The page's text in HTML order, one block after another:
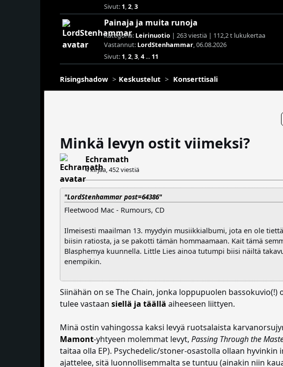
Sivut: 1 2 3
Painaja ja muita runoja
Kategoria: Leirinuotio | 263 viestiä | 112,2 t lukukertaa
Vastannut: LordStenhammar , 06.08.2026
Sivut: 1 2 3 4... 11
Risingshadow Keskustelut Konserttisali
Minkä levyn ostit viimeksi?
Echramath
4 kirjaa, 452 viestiä
"LordStenhammar post=64386"
Fleetwood Mac - Rumours, CD
Ilmeisesti maailman 13. myydyin musiikkialbumi, jota en ole
biisin ratiosta, ja se pakotti tämän hommaamaan. Kait tämä
Blasphemya kuunnella. Little Lies ainoa tutumpi biisi näiltä
enempikin.
Siinähän on se The Chain, jonka loppupuolen
tulee vastaan siellä ja täällä aiheeseen liittyen.
Minä ostin vahingossa kaksi levyä ruotsalaista
Mamont-yhtyeen molemmat levyt, Passing Through the
taitaa olla EP). Psychedelic/stoner-osastolla ollaan
ajattelee, sitä luonnollisemmalta se tuntuu (ainakin niin